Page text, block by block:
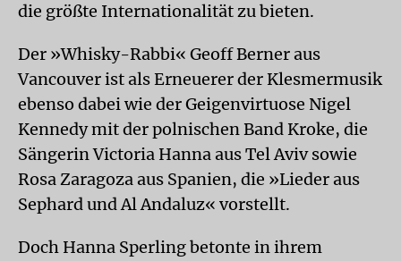
die größte Internationalität zu bieten.
Der »Whisky-Rabbi« Geoff Berner aus
Vancouver ist als Erneuerer der Klesmermusik
ebenso dabei wie der Geigenvirtuose Nigel
Kennedy mit der polnischen Band Kroke, die
Sängerin Victoria Hanna aus Tel Aviv sowie
Rosa Zaragoza aus Spanien, die »Lieder aus
Sephard und Al Andaluz« vorstellt.
Doch Hanna Sperling betonte in ihrem